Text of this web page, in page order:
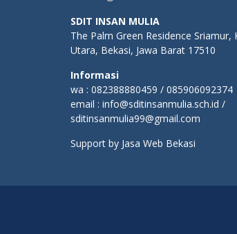
SDIT INSAN MULIA
The Palm Green Residence Sriamur,
Utara, Bekasi, Jawa Barat 17510
Informasi
wa : 082388880459 / 085906092374
email : info@sditinsanmulia.sch.id /
sditinsanmulia99@gmail.com
Support by Jasa Web Bekasi